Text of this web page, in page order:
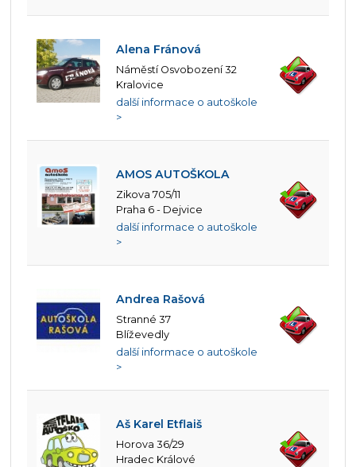
Alena Fránová
Náměstí Osvobození 32
Kralovice
další informace o autoškole
>
AMOS AUTOŠKOLA
Zikova 705/11
Praha 6 - Dejvice
další informace o autoškole
>
Andrea Rašová
Stranné 37
Blíževedly
další informace o autoškole
>
Aš Karel Etflaiš
Horova 36/29
Hradec Králové